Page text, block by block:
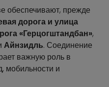
обеспечивают, прежде
дорога и улица
«Герцогштандбан»,
Айнзидль. Соединение
важную роль в
мобильности и